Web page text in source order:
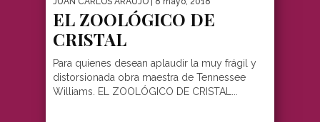
EL ZOOLÓGICO DE
CRISTAL
Para quienes desean aplaudir la muy frágil y
distorsionada obra maestra de Tennessee
Williams. EL ZOOLÓGICO DE CRISTAL...